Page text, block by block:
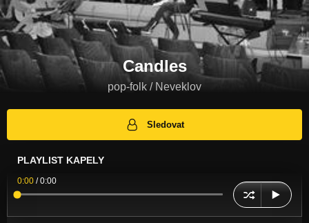
Candles
pop-folk / Neveklov
Sledovat
PLAYLIST KAPELY
0:00 /0:00